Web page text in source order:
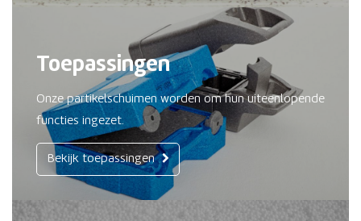
Toepassingen
Onze partikelschuimen worden om hun uiteenlopende
functies ingezet.
Bekijk toepassingen